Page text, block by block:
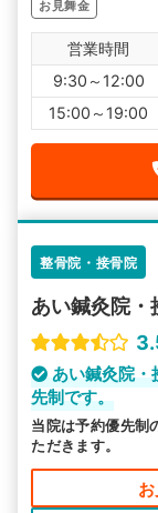
お見舞金
営業時間
9:30～12:00
15:00～19:00
整骨院・接骨院
あい鍼灸院・
あい鍼灸院・
先制です。
当院は予約優先制
ただきます。